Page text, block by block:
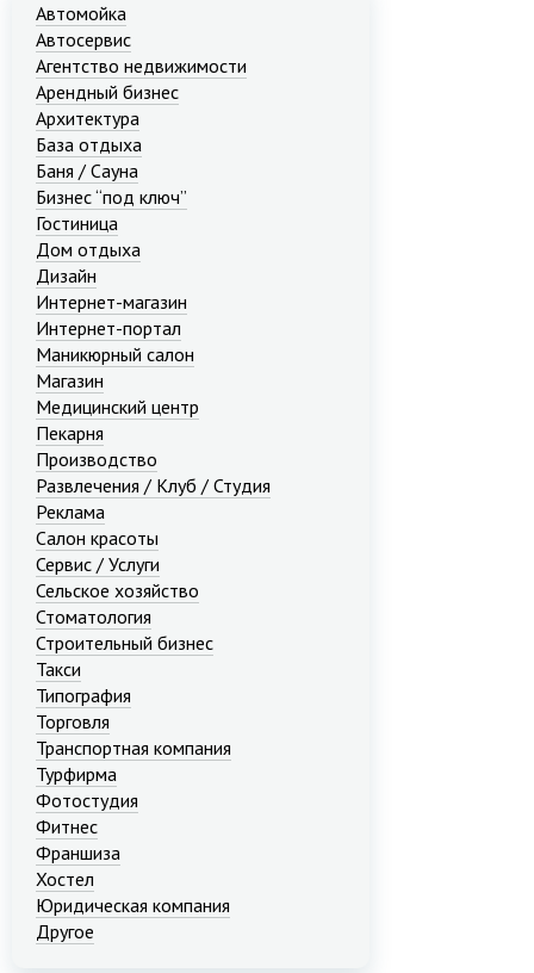
Автомойка
Автосервис
Агентство недвижимости
Арендный бизнес
Архитектура
База отдыха
Баня / Сауна
Бизнес “под ключ”
Гостиница
Дом отдыха
Дизайн
Интернет-магазин
Интернет-портал
Маникюрный салон
Магазин
Медицинский центр
Пекарня
Производство
Развлечения / Клуб / Студия
Реклама
Салон красоты
Сервис / Услуги
Сельское хозяйство
Стоматология
Строительный бизнес
Такси
Типография
Торговля
Транспортная компания
Турфирма
Фотостудия
Фитнес
Франшиза
Хостел
Юридическая компания
Другое